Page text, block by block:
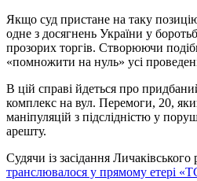
Якщо суд пристане на таку
одне з досягнень України у
прозорих торгів. Створюючи
«помножити на нуль» усі
В цій справі йдеться про
комплекс на вул. Перемоги, 20,
маніпуляцій з підслідністю у
арешту.
Судячи із засідання
транслювалося у прямому етері